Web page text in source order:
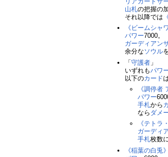
山札の把握の
それ以降では
《ビームシャ
パワー7000。
ガーディアン
余分な ソウル
「守護者 」
いずれもパワ
以下のカード
《調停者
パワー
手札から
なら ダメ
《テトラ
ガーディ
手札枚数
《稲葉の白兎》